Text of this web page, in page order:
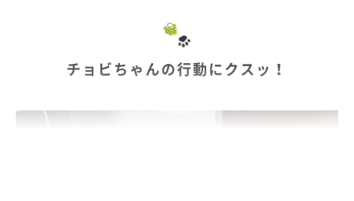
チョビちゃんの行動にクスッ！